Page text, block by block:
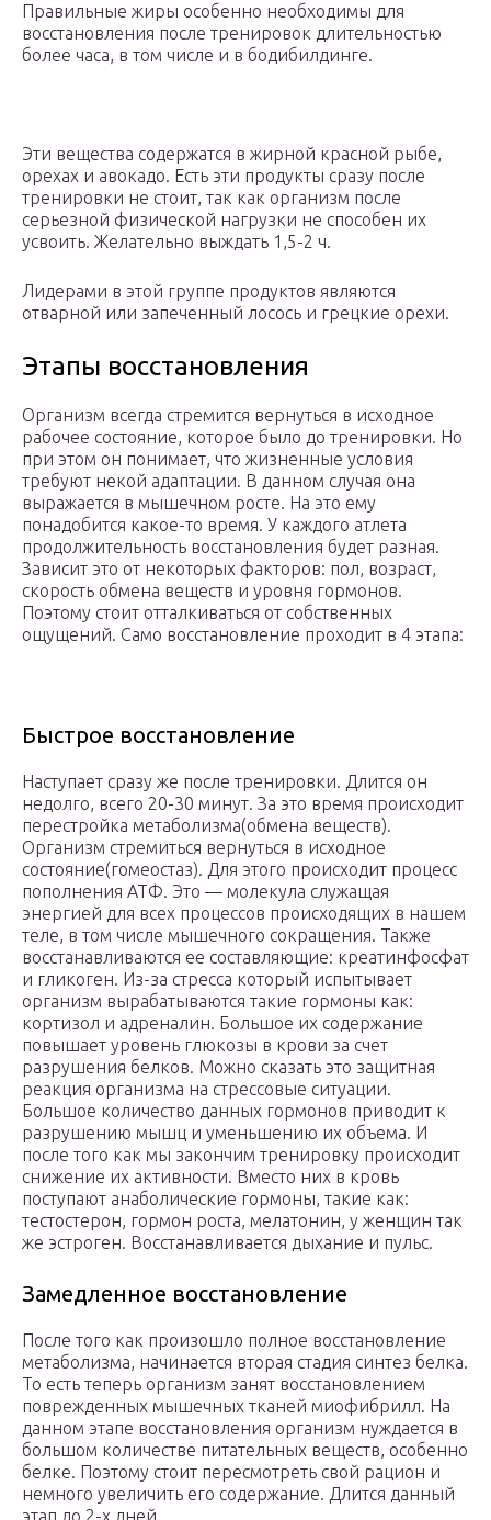
Правильные жиры особенно необходимы для
восстановления после тренировок длительностью
более часа, в том числе и в бодибилдинге.
Эти вещества содержатся в жирной красной рыбе,
орехах и авокадо. Есть эти продукты сразу после
тренировки не стоит, так как организм после
серьезной физической нагрузки не способен их
усвоить. Желательно выждать 1,5-2 ч.
Лидерами в этой группе продуктов являются
отварной или запеченный лосось и грецкие орехи.
Этапы восстановления
Организм всегда стремится вернуться в исходное
рабочее состояние, которое было до тренировки. Но
при этом он понимает, что жизненные условия
требуют некой адаптации. В данном случая она
выражается в мышечном росте. На это ему
понадобится какое-то время. У каждого атлета
продолжительность восстановления будет разная.
Зависит это от некоторых факторов: пол, возраст,
скорость обмена веществ и уровня гормонов.
Поэтому стоит отталкиваться от собственных
ощущений. Само восстановление проходит в 4 этапа:
Быстрое восстановление
Наступает сразу же после тренировки. Длится он
недолго, всего 20-30 минут. За это время происходит
перестройка метаболизма(обмена веществ).
Организм стремиться вернуться в исходное
состояние(гомеостаз). Для этого происходит процесс
пополнения АТФ. Это — молекула служащая
энергией для всех процессов происходящих в нашем
теле, в том числе мышечного сокращения. Также
восстанавливаются ее составляющие: креатинфосфат
и гликоген. Из-за стресса который испытывает
организм вырабатываются такие гормоны как:
кортизол и адреналин. Большое их содержание
повышает уровень глюкозы в крови за счет
разрушения белков. Можно сказать это защитная
реакция организма на стрессовые ситуации.
Большое количество данных гормонов приводит к
разрушению мышц и уменьшению их объема. И
после того как мы закончим тренировку происходит
снижение их активности. Вместо них в кровь
поступают анаболические гормоны, такие как:
тестостерон, гормон роста, мелатонин, у женщин так
же эстроген. Восстанавливается дыхание и пульс.
Замедленное восстановление
После того как произошло полное восстановление
метаболизма, начинается вторая стадия синтез белка.
То есть теперь организм занят восстановлением
поврежденных мышечных тканей миофибрилл. На
данном этапе восстановления организм нуждается в
большом количестве питательных веществ, особенно
белке. Поэтому стоит пересмотреть свой рацион и
немного увеличить его содержание. Длится данный
этап до 2-х дней.